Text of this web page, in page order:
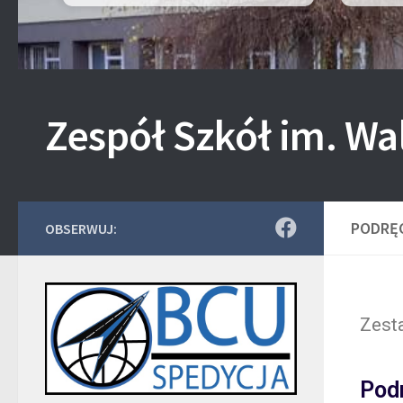
Zespół Szkół im.
OBSERWUJ: